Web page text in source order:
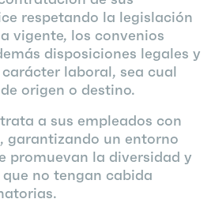
respetando la legislación
vigente, los convenios
disposiciones legales y
laboral, sea cual
origen o destino.
a sus empleados con
garantizando un entorno
promuevan la diversidad y
no tengan cabida